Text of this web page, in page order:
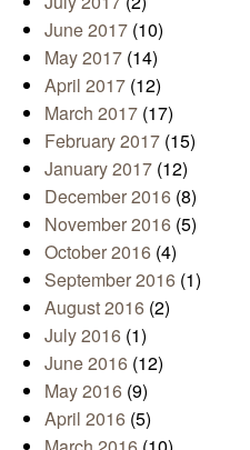
June 2017 (10)
May 2017 (14)
April 2017 (12)
March 2017 (17)
February 2017 (15)
January 2017 (12)
December 2016 (8)
November 2016 (5)
October 2016 (4)
September 2016 (1)
August 2016 (2)
July 2016 (1)
June 2016 (12)
May 2016 (9)
April 2016 (5)